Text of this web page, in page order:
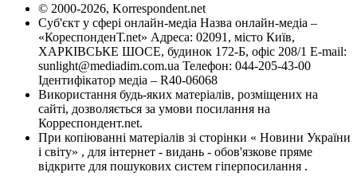
© 2000-2026, Korrespondent.net
Суб'єкт у сфері онлайн-медіа Назва онлайн-медіа –
«КореспонденТ.net» Адреса: 02091, місто Київ,
ХАРКІВСЬКЕ ШОСЕ, будинок 172-Б, офіс 208/1 E-mail:
sunlight@mediadim.com.ua Телефон: 044-205-43-00
Ідентифікатор медіа – R40-06068
Використання будь-яких матеріалів, розміщених на
сайті, дозволяється за умови посилання на
Корреспондент.net.
При копіюванні матеріалів зі сторінки « Новини України
і світу» , для інтернет - видань - обов'язкове пряме
відкрите для пошукових систем гіперпосилання .